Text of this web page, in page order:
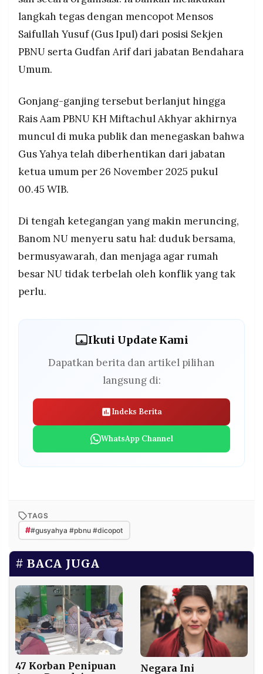
langkah tegas dengan mencopot Mensos
Saifullah Yusuf (Gus Ipul) dari posisi Sekjen
PBNU serta Gudfan Arif dari jabatan Bendahara
Umum.
Gonjang-ganjing tersebut berlanjut hingga
Rais Aam PBNU KH Miftachul Akhyar akhirnya
muncul di muka publik dan menegaskan bahwa
Gus Yahya telah diberhentikan dari jabatan
ketua umum per 26 November 2025 pukul
00.45 WIB.
Di tengah ketegangan yang makin meruncing,
Banom NU menyeru satu hal: duduk bersama,
bermusyawarah, dan menjaga agar rumah
besar NU tidak terbelah oleh konflik yang tak
perlu.
Ikuti Update Kami
Dapatkan berita dan artikel pilihan
langsung di:
Indeks Berita
WhatsApp Channel
TAGS
##gusyahya #pbnu #dicopot
BACA JUGA
47 Korban Penipuan
Negara Ini